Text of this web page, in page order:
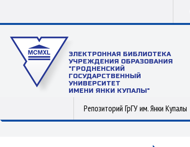
ЭЛЕКТРОННАЯ БИБЛИОТЕКА
УЧРЕЖДЕНИЯ ОБРАЗОВАНИЯ
"ГРОДНЕНСКИЙ
ГОСУДАРСТВЕННЫЙ
УНИВЕРСИТЕТ
ИМЕНИ ЯНКИ КУПАЛЫ"
Репозиторий ГрГУ им. Янки Купалы